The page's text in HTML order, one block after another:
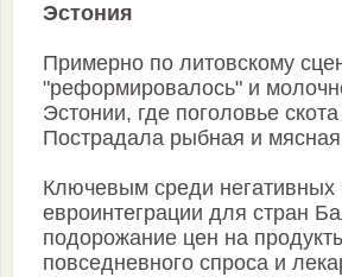
Эстония
Примерно по литовскому
"реформировалось" и
Эстонии, где поголовье
Пострадала рыбная и мясная
Ключевым среди негативных
евроинтеграции для стран
подорожание цен на
повседневного спроса и